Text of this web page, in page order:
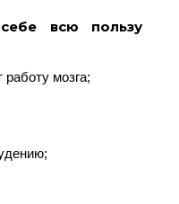
всю пользу
мозга;